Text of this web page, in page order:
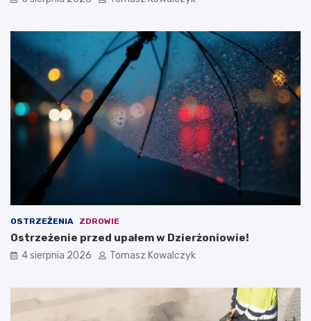
OSTRZEŻENIA ZDROWIE
Ostrzeżenie przed upałem w Dzierżoniowie!
4 sierpnia 2026 Tomasz Kowalczyk